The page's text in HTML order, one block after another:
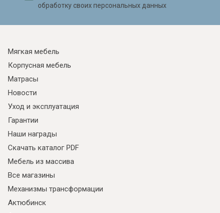
обработку своих персональных данных
Мягкая мебель
Корпусная мебель
Матрасы
Новости
Уход и эксплуатация
Гарантии
Наши награды
Скачать каталог PDF
Мебель из массива
Все магазины
Механизмы трансформации
Актюбинск